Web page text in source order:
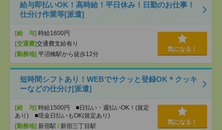
給与即払いOK！高時給！平日休み！日勤のお仕事！
仕分け作業等[派遣]
[給 与] 時給1600円
[交通費]交通費支給有り
[勤務地] 平沼橋駅から徒歩12分
気になる！
短時間シフトあり！WEBでサクッと登録OK＊クッキ
ーなどの仕分け[派遣]
[給 与] 時給1500円 ■日払い・週払いOK！(規定
あり) ■現金日払いもOK(規定あり)
[勤務地] 新宿駅 / 新宿三丁目駅
気になる！